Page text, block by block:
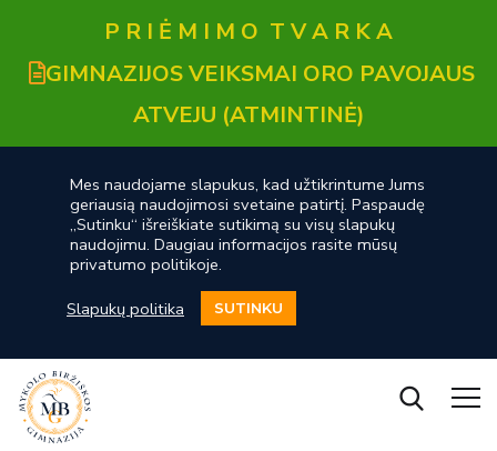
P R I Ė M I M O T V A R K A
GIMNAZIJOS VEIKSMAI ORO PAVOJAUS
ATVEJU (ATMINTINĖ)
Mes naudojame slapukus, kad užtikrintume Jums
geriausią naudojimosi svetaine patirtį. Paspaudę
„Sutinku“ išreiškiate sutikimą su visų slapukų
naudojimu. Daugiau informacijos rasite mūsų
privatumo politikoje.
Slapukų politika
SUTINKU